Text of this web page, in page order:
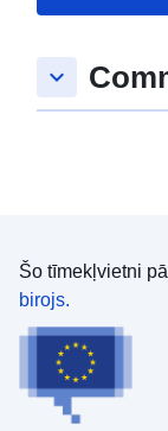
keyboard_arrow_down
Šo tīmekļvietni
birojs.